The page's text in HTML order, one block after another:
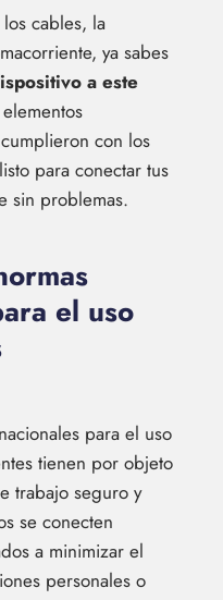
cables, la
ya sabes
a este
con los
para conectar tus
sin problemas.
el uso
para el uso
tienen por objeto
trabajo seguro y
se conecten
a minimizar el
personales o